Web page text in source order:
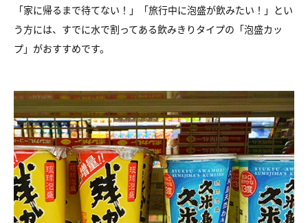
「家に帰るまで待てない！」「旅行中に泡盛が飲みたい！」とい
う方には、 すでに水で割ってある飲みきりタイプの「泡盛カッ
プ」がおすすめです。